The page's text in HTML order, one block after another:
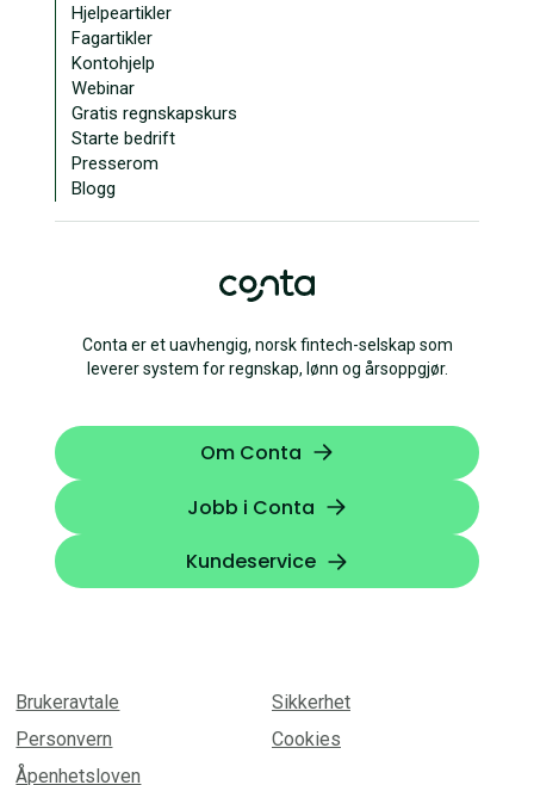
Conta er et uavhengig, norsk fintech-selskap som
leverer system for regnskap, lønn og årsoppgjør.
Om Conta
Jobb i Conta
Kundeservice
Hjelpeartikler
Fagartikler
Kontohjelp
Webinar
Gratis regnskapskurs
Starte bedrift
Presserom
Blogg
Brukeravtale
Sikkerhet
Personvern
Cookies
Åpenhetsloven